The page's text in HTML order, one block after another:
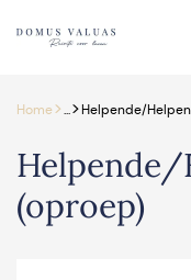
Navigatie overslaan
Home> > Helpende/
Helpende/
(oproep)